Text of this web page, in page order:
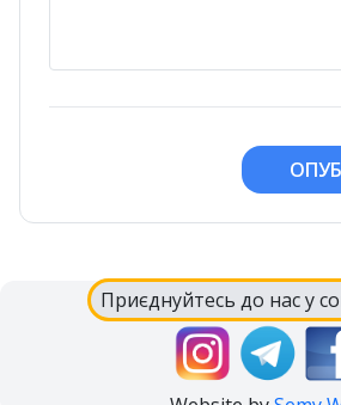
Приєднуйтесь до нас у